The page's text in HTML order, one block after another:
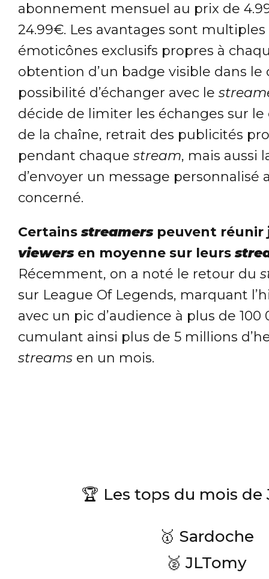
abonnement mensuel au prix de
24.99€. Les avantages sont multiples
émoticônes exclusifs propres à
obtention d’un badge visible dans le
possibilité d’échanger avec le
décide de limiter les échanges sur le
de la chaîne, retrait des publicités
pendant chaque stream, mais aussi
d’envoyer un message personnalisé
concerné.
Certainsstreamerspeuvent réunir
viewersen moyenne sur leurs
Récemment, on a noté le retour du
sur League Of Legends, marquant
avec un pic d’audience à plus de 100
cumulant ainsi plus de 5 millions
streams en un mois.
🏆 Les tops du mois de
🥇 Sardoche
🥈 JLTomy